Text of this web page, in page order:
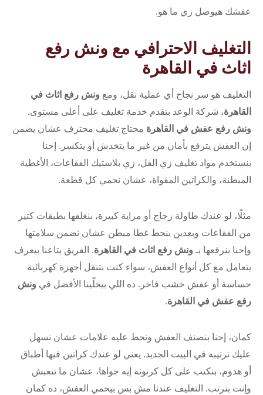
عفشك هيوصل زي ما هو.
التغليف الاحترافي مع ونش رفع
اثاث في القاهرة
التغليف هو سر نجاح أي عملية نقل، ومع ونش رفع اثاث في
القاهرة، شركة الوعد بتقدم خدمة تغليف على أعلى مستوى.
ونش رفع عفش في القاهرة محتاج تغليف محترف عشان يضمن
إن العفش يترفع بأمان من غير ما يتخدش أو يتكسر. إحنا
بنستخدم مواد تغليف زي الفل، زي بلاستيك الفقاعات، الأغطية
المبطنة، والكراتين المقواة، عشان نحمي كل قطعة.
مثلًا، لو عندك طاولة زجاج أو مراية كبيرة، بنغلفها بطبقات كتير
من الفقاعات وبعدين بنحط غطا مبطن عشان نضمن سلامتها
وإحنا بنرفعها بـ ونش رفع اثاث في القاهرة. الفريق بتاعنا بيعرف
يتعامل مع كل أنواع العفش، سواء كنت بتنقل أجهزة كهربائية
حساسة أو عفش خشب فاخر. ده اللي بيخلّينا الأفضل في ونش
رفع عفش في القاهرة.
كمان، إحنا بنصنف العفش ونحط عليه علامات عشان نسهل
عليك ترتيبه في البيت الجديد. يعني لو عندك كراتين فيها أطباق
أو هدوم، بنكتب على كل كرتونة إيه جواها، عشان ما تتعبش
وإنت بترتب. التغليف عندنا مش بس بيحمي العفش، ده كمان